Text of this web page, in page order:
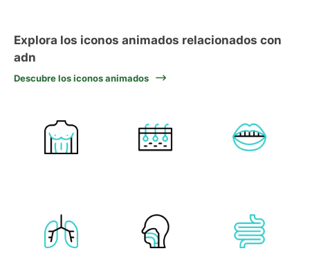
Explora los iconos animados relacionados con
adn
Descubre los iconos animados